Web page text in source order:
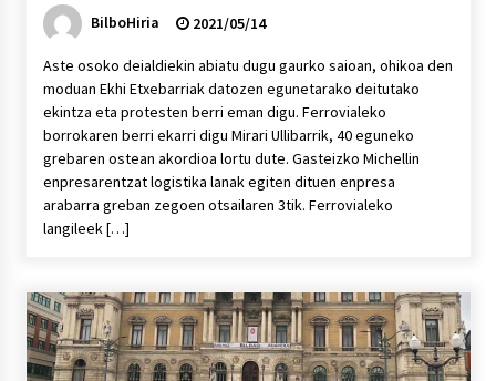
BilboHiria 2021/05/14
Aste osoko deialdiekin abiatu dugu gaurko saioan, ohikoa den
moduan Ekhi Etxebarriak datozen egunetarako deitutako
ekintza eta protesten berri eman digu. Ferrovialeko
borrokaren berri ekarri digu Mirari Ullibarrik, 40 eguneko
grebaren ostean akordioa lortu dute. Gasteizko Michellin
enpresarentzat logistika lanak egiten dituen enpresa
arabarra greban zegoen otsailaren 3tik. Ferrovialeko
langileek […]